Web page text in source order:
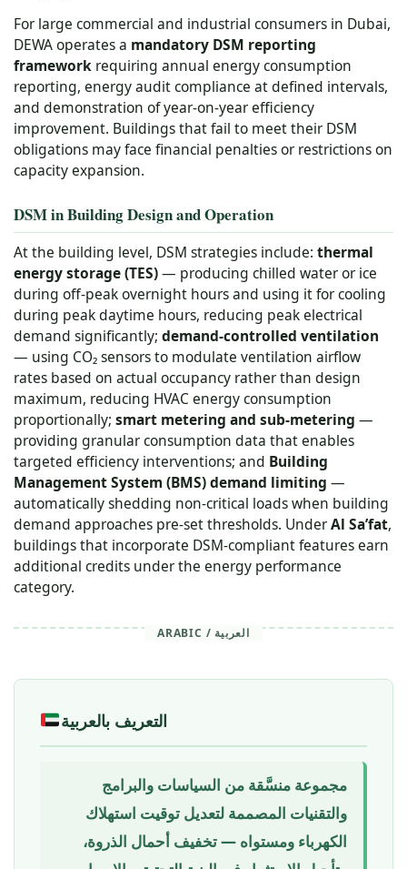
For large commercial and industrial consumers in Dubai,
DEWA operates a mandatory DSM reporting
framework requiring annual energy consumption
reporting, energy audit compliance at defined intervals,
and demonstration of year-on-year efficiency
improvement. Buildings that fail to meet their DSM
obligations may face financial penalties or restrictions on
capacity expansion.
DSM in Building Design and Operation
At the building level, DSM strategies include: thermal
energy storage (TES)— producing chilled water or ice
during off-peak overnight hours and using it for cooling
during peak daytime hours, reducing peak electrical
demand significantly; demand-controlled ventilation
— using CO₂ sensors to modulate ventilation airflow
rates based on actual occupancy rather than design
maximum, reducing HVAC energy consumption
proportionally; smart metering and sub-metering —
providing granular consumption data that enables
targeted efficiency interventions; and Building
Management System (BMS) demand limiting —
automatically shedding non-critical loads when building
demand approaches pre-set thresholds. UnderAl Sa’fat,
buildings that incorporate DSM-compliant features earn
additional credits under the energy performance
category.
ARABIC / العربية
التعريف بالعربية
مجموعة منسَّقة من السياسات والبرامج
والتقنيات المصممة لتعديل توقيت استهلاك
الكهرباء ومستواه — تخفيف أحمال الذروة،